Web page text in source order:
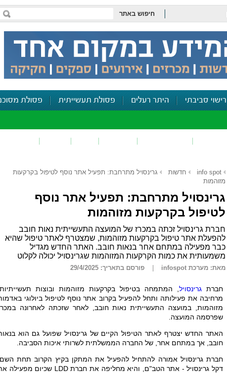
חיפוש באתר
רישוי סביבתי היתר רעלים פסולת תעשייתית פסולת
info spot חדשות
גרינסויל מתרחבת: תפעיל אתר נוסף לטיפול בקרקעות
מזוהמות
גרינסויל מתרחבת: תפעיל אתר נוסף
לטיפול בקרקעות מזוהמות
חברת גרינסויל זכתה במכרז של המועצה התעשייתית נאות חובב
להפעלת אתר טיפול בקרקעות מזוהמות, שמצטרף לאתר טיפול שהיא
כבר מפעילה במתחם אחר בנאות חובב. האתר החדש מגדיל
משמעותית את כמות הקרקעות המזוהמות שגרינסויל יכולה לקלוט
מאת: מערכת infospot פורסם בתאריך: 29/4/2025
חברת גרינסויל , המתמחה בטיפול בקרקעות מזוהמות ובוצות
מרחיבה את פעילותה ותחל להפעיל בקרוב אתר נוסף לטיפול ביולוגי
מזוהמות, במועצה התעשייתית נאות חובב, לאחר שזכתה לאחרונה
שפרסמה המועצה.
האתר החדש יצטרף לאתר הטיפול הקיים של גרינסויל שפועל גם הוא
חובב, אך במתחם אחר, של החברה הממשלתית לשרותי איכות הסביבה.
חברת גרינסויל אמורה להתחיל להפעיל את המתקן בקיץ הקרוב תחת
דקל גרינסויל - אתר הטב"ם, והיא מחליפה את חברתLDD שכיום מפעילה